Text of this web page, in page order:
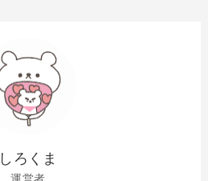
しろくま
運営者